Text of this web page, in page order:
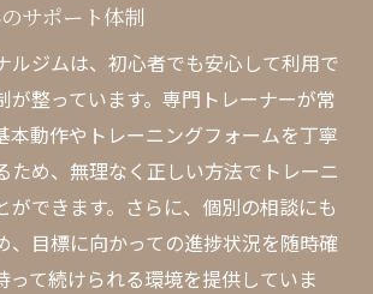
を形成するためのポイント
トレーニングコミュニティの力
する健康習慣の秘訣
ソナルジムで得られるコミュニテ
に成長するフィットネスライフ
ティがもたらすモチベーション
サポート体制
ルジムは、初心者でも安心して利用で
が整っています。専門トレーナーが常
本動作やトレーニングフォームを丁寧
ため、無理なく正しい方法でトレーニ
ができます。さらに、個別の相談にも
、目標に向かっての進捗状況を随時確
って続けられる環境を提供していま